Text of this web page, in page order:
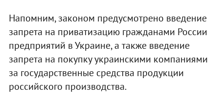
Напомним, законом предусмотрено введение
запрета на приватизацию гражданами России
предприятий в Украине, а также введение
запрета на покупку украинскими компаниями
за государственные средства продукции
российского производства.